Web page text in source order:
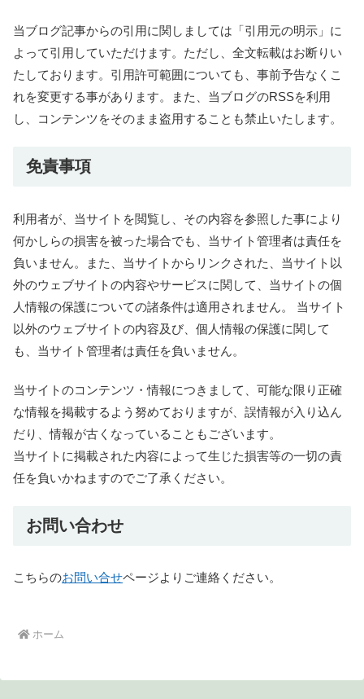
当ブログ記事からの引用に関しましては「引用元の明示」に
よって引用していただけます。ただし、全文転載はお断りい
たしております。引用許可範囲についても、事前予告なくこ
れを変更する事があります。また、当ブログのRSSを利用
し、コンテンツをそのまま盗用することも禁止いたします。
免責事項
利用者が、当サイトを閲覧し、その内容を参照した事により
何かしらの損害を被った場合でも、当サイト管理者は責任を
負いません。また、当サイトからリンクされた、当サイト以
外のウェブサイトの内容やサービスに関して、当サイトの個
人情報の保護についての諸条件は適用されません。 当サイト
以外のウェブサイトの内容及び、個人情報の保護に関して
も、当サイト管理者は責任を負いません。
当サイトのコンテンツ・情報につきまして、可能な限り正確
な情報を掲載するよう努めておりますが、誤情報が入り込ん
だり、情報が古くなっていることもございます。
当サイトに掲載された内容によって生じた損害等の一切の責
任を負いかねますのでご了承ください。
お問い合わせ
こちらのお問い合せページよりご連絡ください。
ホーム